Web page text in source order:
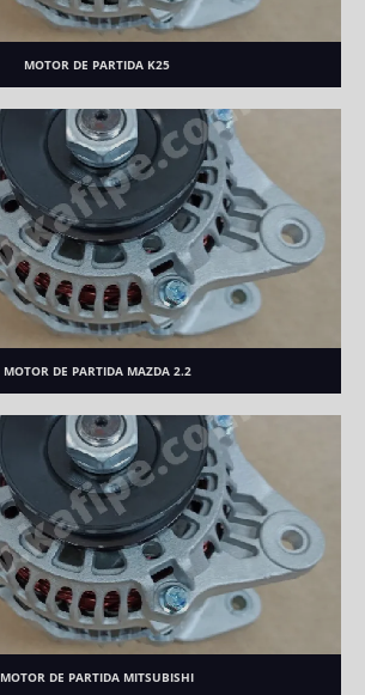
MOTOR DE PARTIDA K25
MOTOR DE PARTIDA MAZDA 2.2
MOTOR DE PARTIDA MITSUBISHI